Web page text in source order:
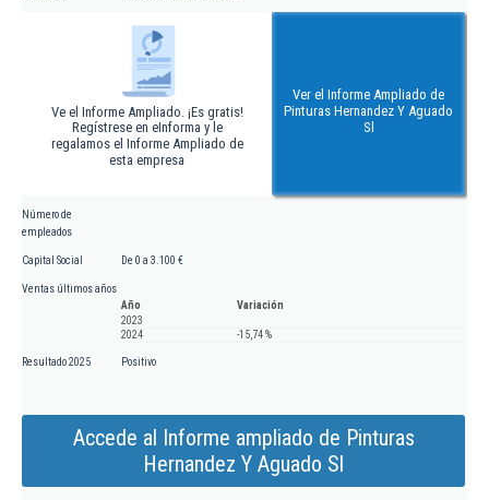
Ve el Informe Ampliado. ¡Es gratis!
Regístrese en eInforma y le
regalamos el Informe Ampliado de
esta empresa
Ver el Informe Ampliado de
Pinturas Hernandez Y Aguado
Sl
Número de
empleados
Capital Social De 0 a 3.100 €
Ventas últimos años
Año
Variación
2023
2024
-15,74 %
Resultado 2025 Positivo
Accede al Informe ampliado de Pinturas
Hernandez Y Aguado Sl